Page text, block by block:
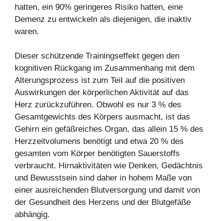
hatten, ein 90% geringeres Risiko hatten, eine
Demenz zu entwickeln als diejenigen, die inaktiv
waren.
Dieser schützende Trainingseffekt gegen den
kognitiven Rückgang im Zusammenhang mit dem
Alterungsprozess ist zum Teil auf die positiven
Auswirkungen der körperlichen Aktivität auf das
Herz zurückzuführen. Obwohl es nur 3 % des
Gesamtgewichts des Körpers ausmacht, ist das
Gehirn ein gefäßreiches Organ, das allein 15 % des
Herzzeitvolumens benötigt und etwa 20 % des
gesamten vom Körper benötigten Sauerstoffs
verbraucht. Hirnaktivitäten wie Denken, Gedächtnis
und Bewusstsein sind daher in hohem Maße von
einer ausreichenden Blutversorgung und damit von
der Gesundheit des Herzens und der Blutgefäße
abhängig.